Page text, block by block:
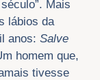
Mais
lábios da
anos: Salve
homem que,
tivesse